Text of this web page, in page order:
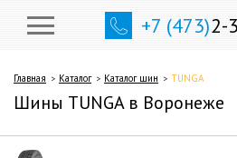
+7 (473)2-
Главная Каталог Каталог шин TUNGA
Шины TUNGA в Воронеже